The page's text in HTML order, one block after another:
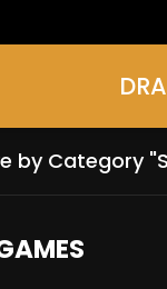
by Category